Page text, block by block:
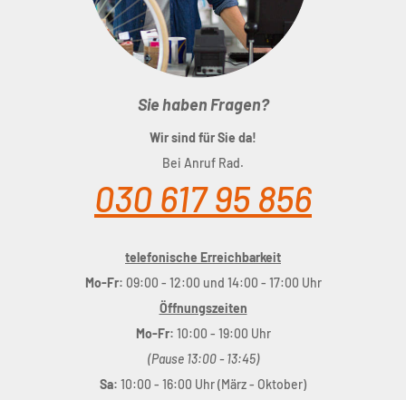
Sie haben Fragen?
Wir sind für Sie da!
Bei Anruf Rad.
030 617 95 856
telefonische Erreichbarkeit
Mo-Fr: 09:00 - 12:00 und 14:00 - 17:00 Uhr
Öffnungszeiten
Mo-Fr: 10:00 - 19:00 Uhr
(Pause 13:00 - 13:45)
Sa: 10:00 - 16:00 Uhr (März - Oktober)